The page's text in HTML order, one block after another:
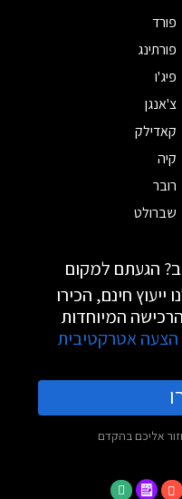
פורד
פורתינג
פיג'ו
צ'אנגן
קאדילק
קיה
רובר
שברולט
הגעתם למקום
חינם, הכירו
המיוחדות
הצעה אטרקטיבית
אליכם בהקדם